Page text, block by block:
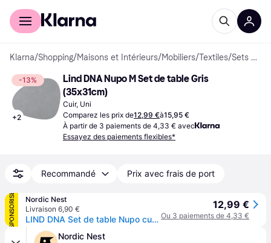
Acheter avec Klarna
Klarna/Shopping/Maisons et Intérieurs/Mobiliers/Textiles/ Sets de table
-13%
+2
Lind DNA Nupo M Set de table Gris
(35x31cm)
Cuir, Uni
Comparez les prix de12,99 €à15,95 €
À partir de 3 paiements de 4,33 € avec
Essayez des paiements flexibles*
Recommandé Prix avec frais de port
SPONSORISÉ
Nordic Nest
Livraison 6,90 €
LIND DNA Set de table Nupo curve M Gris clair
12,99 €
Ou 3 paiements de 4,33 €
Nordic Nest